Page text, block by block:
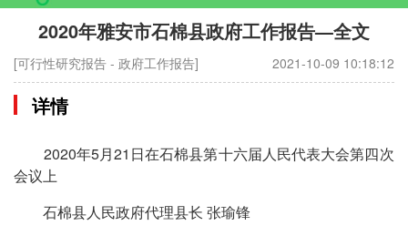
2020年雅安市石棉县政府工作报告—全文
[可行性研究报告 - 政府工作报告] 2021-10-09 10:18:12
详情
2020年5月21日在石棉县第十六届人民代表大会第四次
会议上
石棉县人民政府代理县长 张瑜锋